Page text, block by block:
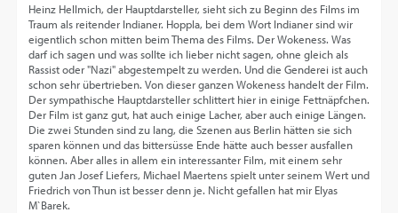
Heinz Hellmich, der Hauptdarsteller, sieht sich zu Beginn des Films im
Traum als reitender Indianer. Hoppla, bei dem Wort Indianer sind wir
eigentlich schon mitten beim Thema des Films. Der Wokeness. Was
darf ich sagen und was sollte ich lieber nicht sagen, ohne gleich als
Rassist oder "Nazi" abgestempelt zu werden. Und die Genderei ist auch
schon sehr übertrieben. Von dieser ganzen Wokeness handelt der Film.
Der sympathische Hauptdarsteller schlittert hier in einige Fettnäpfchen.
Der Film ist ganz gut, hat auch einige Lacher, aber auch einige Längen.
Die zwei Stunden sind zu lang, die Szenen aus Berlin hätten sie sich
sparen können und das bittersüsse Ende hätte auch besser ausfallen
können. Aber alles in allem ein interessanter Film, mit einem sehr
guten Jan Josef Liefers, Michael Maertens spielt unter seinem Wert und
Friedrich von Thun ist besser denn je. Nicht gefallen hat mir Elyas
M`Barek.